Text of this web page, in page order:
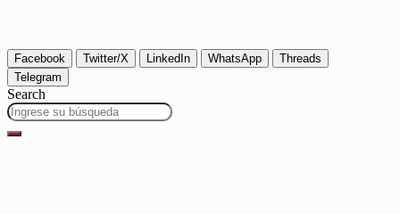
Facebook Twitter/X LinkedIn WhatsApp
Threads
Telegram
Search